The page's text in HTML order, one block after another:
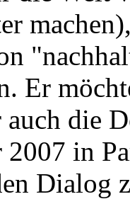
Er
auch die
2007 in
Dialog